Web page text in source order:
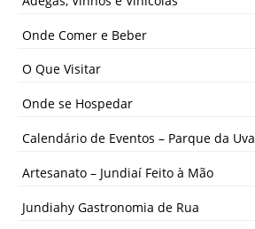
Onde Comer e Beber
O Que Visitar
Onde se Hospedar
Calendário de Eventos – Parque da Uva
Artesanato – Jundiaí Feito à Mão
Jundiahy Gastronomia de Rua